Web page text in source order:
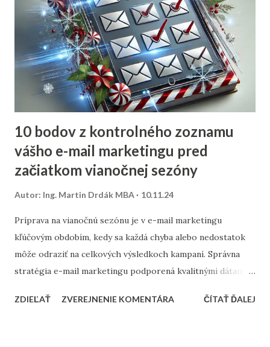
10 bodov z kontrolného zoznamu
vášho e-mail marketingu pred
začiatkom vianočnej sezóny
Autor: Ing. Martin Drdák MBA 10.11.24
Príprava na vianočnú sezónu je v e-mail marketingu
kľúčovým obdobím, kedy sa každá chyba alebo nedostatok
môže odraziť na celkových výsledkoch kampaní. Správna
stratégia e-mail marketingu podporená kvalitnými dátami a
priniesť nárast predajov aj vysokú spokojnosť zákazníkov.
ZDIEĽAŤ ZVEREJNENIE KOMENTÁRA ČÍTAŤ ĎALEJ